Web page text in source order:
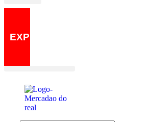
EXPRESS